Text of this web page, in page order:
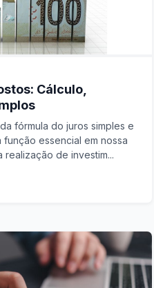
Cálculo,
fórmula do juros simples e
função essencial em nossa
de investim...